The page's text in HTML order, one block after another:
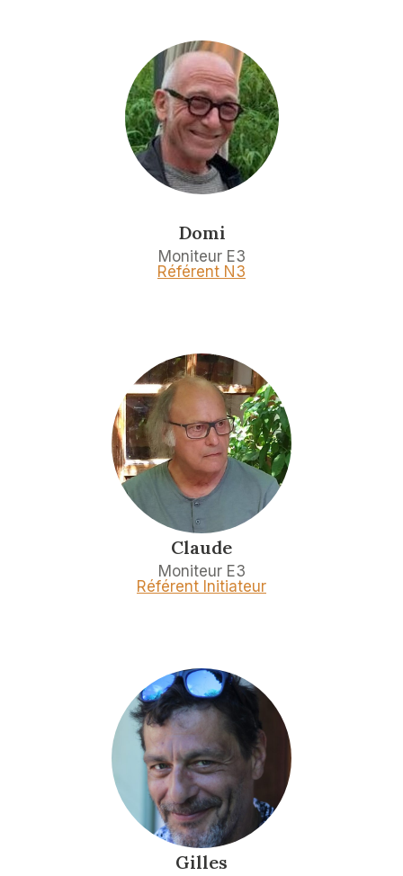
Domi
Moniteur E3
Référent N3
Claude
Moniteur E3
Référent Initiateur
Gilles